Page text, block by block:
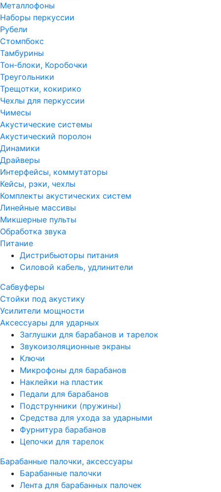
Металлофоны
Наборы перкуссии
Рубели
Стомпбокс
Тамбурины
Тон-блоки, Коробочки
Треугольники
Трещотки, кокирико
Чехлы для перкуссии
Чимесы
Акустические системы
Акустический поролон
Динамики
Драйверы
Интерфейсы, коммутаторы
Кейсы, рэки, чехлы
Комплекты акустических систем
Линейные массивы
Микшерные пульты
Обработка звука
Питание
Дистрибьюторы питания
Силовой кабель, удлинители
Сабвуферы
Стойки под акустику
Усилители мощности
Аксессуары для ударных
Заглушки для барабанов и тарелок
Звукоизоляционные экраны
Ключи
Микрофоны для барабанов
Наклейки на пластик
Педали для барабанов
Подструнники (пружины)
Средства для ухода за ударными
Фурнитура барабанов
Цепочки для тарелок
Барабанные палочки, аксессуары
Барабанные палочки
Лента для барабанных палочек